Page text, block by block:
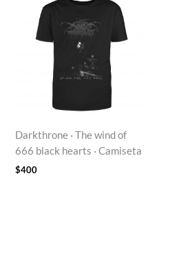
Darkthrone · The wind of
666 black hearts · Camiseta
$400